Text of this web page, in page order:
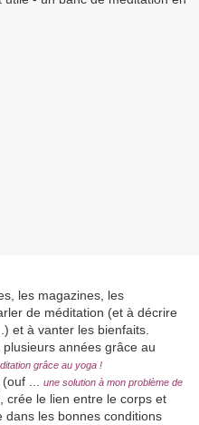
les magazines, les
de méditation (et à décrire
et à vanter les bienfaits.
années grâce au
grâce au yoga !
...
une solution à mon problème de
crée le lien entre le corps et
dans les bonnes conditions